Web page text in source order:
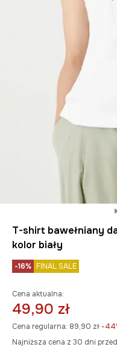
T-shirt bawełniany
kolor biały
-16% FINAL SALE
Cena aktualna:
49,90 zł
Cena regularna: 89,90 zł -
Najniższa cena z 30 dni